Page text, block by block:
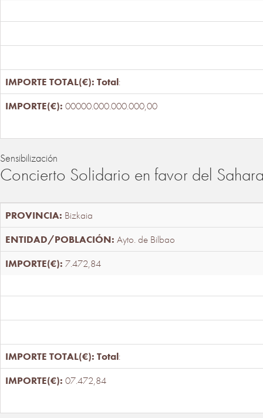
Total:
00000.000.000.000,00
Sensibilización
Concierto Solidario en favor del
Bizkaia
Ayto. de Bilbao
7.472,84
Total:
07.472,84